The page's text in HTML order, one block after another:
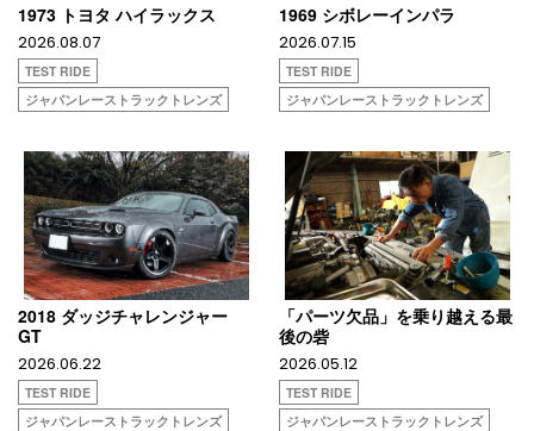
1973 トヨタ ハイラックス
2026.08.07
TEST RIDE
ジャパンレーストラックトレンズ
1969 シボレーインパラ
2026.07.15
TEST RIDE
ジャパンレーストラックトレンズ
2018 ダッジチャレンジャー
GT
2026.06.22
TEST RIDE
ジャパンレーストラックトレンズ
「パーツ欠品」を乗り越える最
後の砦
2026.05.12
TEST RIDE
ジャパンレーストラックトレンズ